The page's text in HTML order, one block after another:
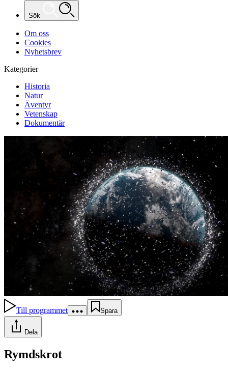
Sök
Om oss
Cookies
Nyhetsbrev
Kategorier
Historia
Natur
Äventyr
Vetenskap
Dokumentär
Till programmet Spara
Dela
Rymdskrot